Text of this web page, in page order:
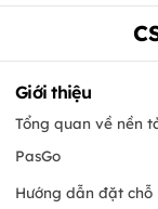
Giới thiệu
Tổng quan về nền
PasGo
Hướng dẫn đặt chỗ